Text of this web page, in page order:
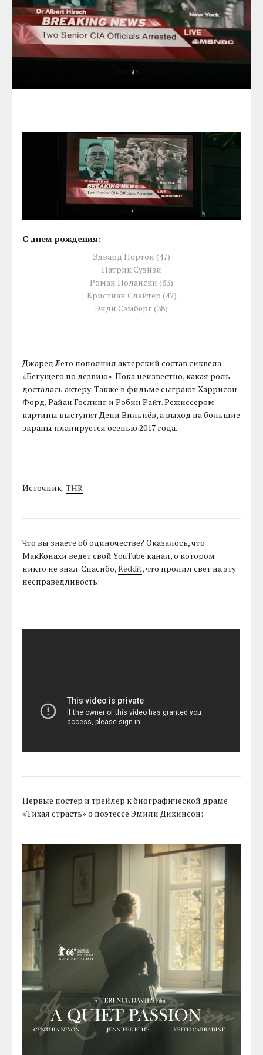
С днем рождения:
Эдвард Нортон (47)
Патрик Суэйзи
Роман Полански (83)
Кристиан Слэйтер (47)
Энди Сэмберг (38)
Джаред Лето пополнил актерский состав сиквела
«Бегущего по лезвию». Пока неизвестно, какая роль
досталась актеру. Также в фильме сыграют Харрисон
Форд, Райан Гослинг и Робин Райт. Режиссером
картины выступит Дени Вильнёв, а выход на большие
экраны планируется осенью 2017 года.
Источник:THR
Что вы знаете об одиночестве? Оказалось, что
МакКонахи ведет свой YouTube канал, о котором
никто не знал. Спасибо,Reddit, что пролил свет на эту
несправедливость:
Первые постер и трейлер к биографической драме
«Тихая страсть» о поэтессе Эмили Дикинсон: